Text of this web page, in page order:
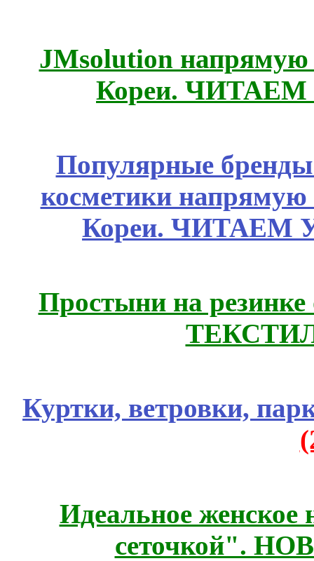
JMsolution
Кореи.
Популярные
косметики
Кореи. ЧИТАЕМ
Простыни на
Куртки, ветровки,
Идеальное женское
сеточкой".